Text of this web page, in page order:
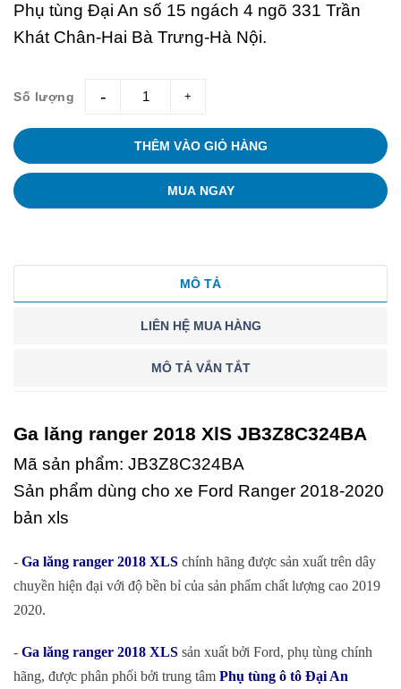
Phụ tùng Đại An số 15 ngách 4 ngõ 331 Trần
Khát Chân-Hai Bà Trưng-Hà Nội.
Số lượng giam tang
THÊM VÀO GIỎ HÀNG
MUA NGAY
MÔ TẢ
LIÊN HỆ MUA HÀNG
MÔ TẢ VẮN TẮT
Ga lăng ranger 2018 XlS JB3Z8C324BA
Mã sản phẩm: JB3Z8C324BA
Sản phẩm dùng cho xe Ford Ranger 2018-2020
bản xls
- Ga lăng ranger 2018 XLS chính hãng được sản xuất trên dây
chuyền hiện đại với độ bền bỉ của sản phẩm chất lượng cao 2019
2020.
- Ga lăng ranger 2018 XLS sản xuất bởi Ford, phụ tùng chính
hãng, được phân phối bởi trung tâm Phụ tùng ô tô Đại An